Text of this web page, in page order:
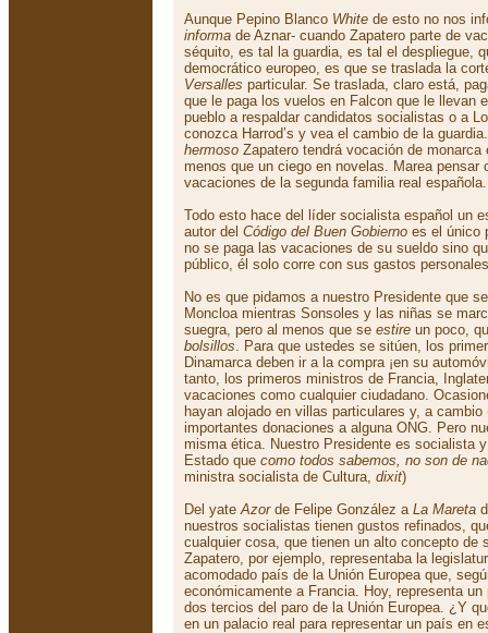
Aunque Pepino Blanco White de esto no nos
informa de Aznar- cuando Zapatero parte de
séquito, es tal la guardia, es tal el despliegue,
democrático europeo, es que se traslada la
Versalles particular. Se traslada, claro está,
que le paga los vuelos en Falcon que le llevan
pueblo a respaldar candidatos socialistas o a
conozca Harrod’s y vea el cambio de la
hermoso Zapatero tendrá vocación de
menos que un ciego en novelas. Marea pensar
vacaciones de la segunda familia real española.
Todo esto hace del líder socialista español un
autor del Código del Buen Gobierno es el único
no se paga las vacaciones de su sueldo sino
público, él solo corre con sus gastos
No es que pidamos a nuestro Presidente que
Moncloa mientras Sonsoles y las niñas se
suegra, pero al menos que se estire un poco,
bolsillos. Para que ustedes se sitúen, los
Dinamarca deben ir a la compra ¡en su
tanto, los primeros ministros de Francia,
vacaciones como cualquier ciudadano.
hayan alojado en villas particulares y, a cambio
importantes donaciones a alguna ONG. Pero
misma ética. Nuestro Presidente es socialista
Estado que como todos sabemos, no son de
ministra socialista de Cultura, dixit)
Del yateAzorde Felipe González a La Mareta
nuestros socialistas tienen gustos refinados,
cualquier cosa, que tienen un alto concepto de
Zapatero, por ejemplo, representaba la
acomodado país de la Unión Europea que,
económicamente a Francia. Hoy, representa
dos tercios del paro de la Unión Europea. ¿Y
en un palacio real para representar un país en